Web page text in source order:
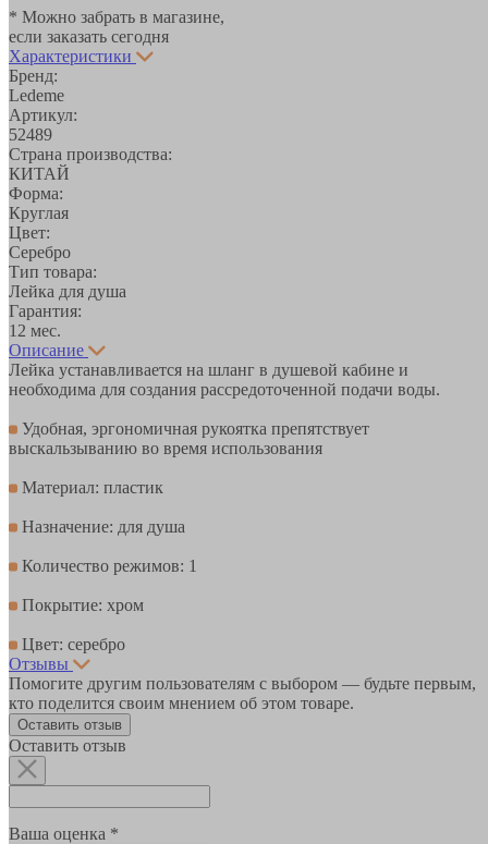
* Можно забрать в магазине,
если заказать сегодня
Характеристики
Бренд:
Ledeme
Артикул:
52489
Страна производства:
КИТАЙ
Форма:
Круглая
Цвет:
Серебро
Тип товара:
Лейка для душа
Гарантия:
12 мес.
Описание
Лейка устанавливается на шланг в душевой кабине и
необходима для создания рассредоточенной подачи воды.
Удобная, эргономичная рукоятка препятствует
выскальзыванию во время использования
Материал: пластик
Назначение: для душа
Количество режимов: 1
Покрытие: хром
Цвет: серебро
Отзывы
Помогите другим пользователям с выбором — будьте первым,
кто поделится своим мнением об этом товаре.
Оставить отзыв
Оставить отзыв
Ваша оценка *